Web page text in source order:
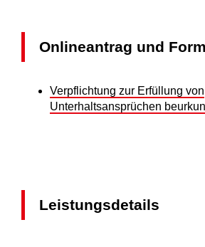
Onlineantrag und
Verpflichtung zur Erfüllung von
Unterhaltsansprüchen
Leistungsdetails